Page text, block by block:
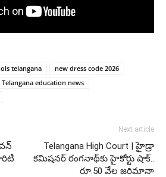
telangana
new dress code 2026
Telangana education news
Next article
Telangana High Court | హైడ్రా
కమిషనర్ రంగనాథ్‌కు హైకోర్టు షాక్..
రూ.50 వేల జరిమానా